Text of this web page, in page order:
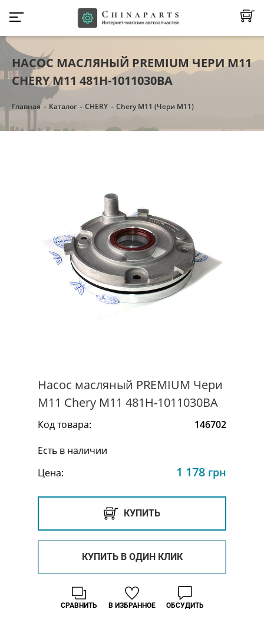
НАСОС МАСЛЯНЫЙ PREMIUM ЧЕРИ М11
CHERY M11 481H-1011030BA
Главная Каталог CHERY Chery M11 (Чери М11)
Насос масляный PREMIUM Чери
М11 Chery M11 481H-1011030BA
Код товара:
146702
Есть в наличии
Цена:
1 178 грн
КУПИТЬ
КУПИТЬ В ОДИН КЛИК
В ИЗБРАННОЕ
СРАВНИТЬ ОБСУДИТЬ